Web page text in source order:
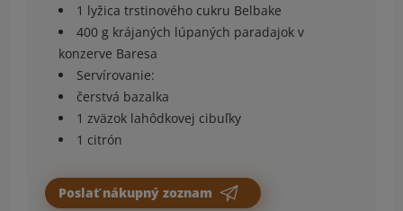
1 lyžica trstinového cukru Belbake
400 g krájaných lúpaných paradajok v
konzerve Baresa
Servírovanie:
čerstvá bazalka
1 zväzok lahôdkovej cibuľky
1 citrón
Poslať nákupný zoznam